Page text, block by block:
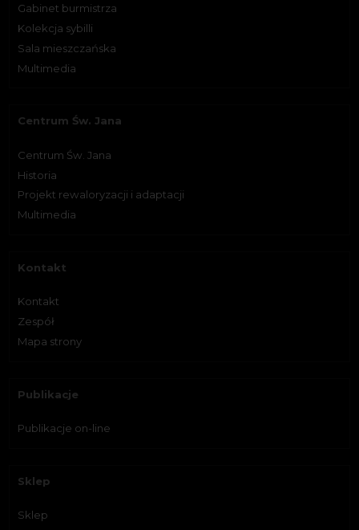
Gabinet burmistrza
Kolekcja sybilli
Sala mieszczańska
Multimedia
Centrum Św. Jana
Centrum Św. Jana
Historia
Projekt rewaloryzacji i adaptacji
Multimedia
Kontakt
Kontakt
Zespół
Mapa strony
Publikacje
Publikacje on-line
Sklep
Sklep